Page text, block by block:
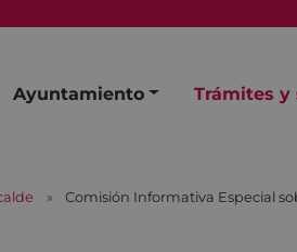
Ayuntamiento Trámites y
Comisión Informativa Especial